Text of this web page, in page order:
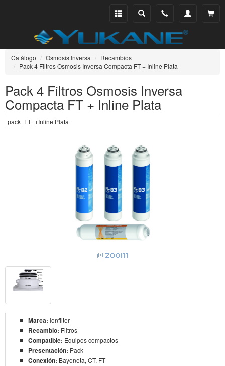
Ver
Mi
Teléfono
Buscar
Menu
Catálogo Osmosis Inversa
Recambios
Pack 4 Filtros Osmosis Inversa Compacta FT + Inline Plata
Pack 4 Filtros Osmosis Inversa
Compacta FT + Inline Plata
pack_FT_+Inline Plata
Marca: Ionfilter
Recambio: Filtros
Compatible: Equipos compactos
Presentación: Pack
Conexión: Bayoneta, CT, FT